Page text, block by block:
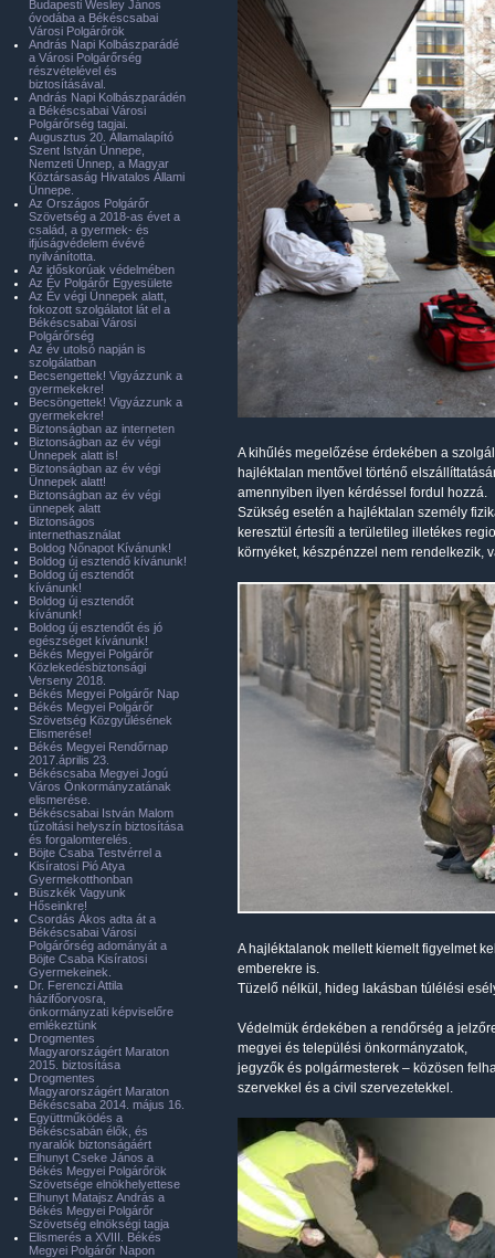
A kihűlés megelőzése érdekében a
hajléktalan mentővel történő
amennyiben ilyen kérdéssel fordul hozzá.
Szükség esetén a hajléktalan személy
keresztül értesíti a területileg illetékes
környéket, készpénzzel nem rendelkezik,
A hajléktalanok mellett kiemelt figyelmet
emberekre is.
Tüzelő nélkül, hideg lakásban túlélési
Védelmük érdekében a rendőrség a
megyei és települési önkormányzatok,
jegyzők és polgármesterek – közösen
szervekkel és a civil szervezetekkel.
Budapesti Wesley János
óvodába a Békéscsabai
Városi Polgárőrök
András Napi Kolbászparádé
a Városi Polgárőrség
részvételével és
biztosításával.
András Napi Kolbászparádén
a Békéscsabai Városi
Polgárőrség tagjai.
Augusztus 20. Államalapító
Szent István Ünnepe,
Nemzeti Ünnep, a Magyar
Köztársaság Hivatalos Állami
Ünnepe.
Az Országos Polgárőr
Szövetség a 2018-as évet a
család, a gyermek- és
ifjúságvédelem évévé
nyilvánította.
Az időskorúak védelmében
Az Év Polgárőr Egyesülete
Az Év végi Ünnepek alatt,
fokozott szolgálatot lát el a
Békéscsabai Városi
Polgárőrség
Az év utolsó napján is
szolgálatban
Becsengettek! Vigyázzunk a
gyermekekre!
Becsöngettek! Vigyázzunk a
gyermekekre!
Biztonságban az interneten
Biztonságban az év végi
Ünnepek alatt is!
Biztonságban az év végi
Ünnepek alatt!
Biztonságban az év végi
ünnepek alatt
Biztonságos
internethasználat
Boldog Nőnapot Kívánunk!
Boldog új esztendő kívánunk!
Boldog új esztendőt
kívánunk!
Boldog új esztendőt
kívánunk!
Boldog új esztendőt és jó
egészséget kívánunk!
Békés Megyei Polgárőr
Közlekedésbiztonsági
Verseny 2018.
Békés Megyei Polgárőr Nap
Békés Megyei Polgárőr
Szövetség Közgyűlésének
Elismerése!
Békés Megyei Rendőrnap
2017.április 23.
Békéscsaba Megyei Jogú
Város Önkormányzatának
elismerése.
Békéscsabai István Malom
tűzoltási helyszín biztosítása
és forgalomterelés.
Böjte Csaba Testvérrel a
Kisíratosi Pió Atya
Gyermekotthonban
Büszkék Vagyunk
Hőseinkre!
Csordás Ákos adta át a
Békéscsabai Városi
Polgárőrség adományát a
Böjte Csaba Kisíratosi
Gyermekeinek.
Dr. Ferenczi Attila
házifőorvosra,
önkormányzati képviselőre
emlékeztünk
Drogmentes
Magyarországért Maraton
2015. biztosítása
Drogmentes
Magyarországért Maraton
Békéscsaba 2014. május 16.
Együttműködés a
Békéscsabán élők, és
nyaralók biztonságáért
Elhunyt Cseke János a
Békés Megyei Polgárőrök
Szövetsége elnökhelyettese
Elhunyt Matajsz András a
Békés Megyei Polgárőr
Szövetség elnökségi tagja
Elismerés a XVIII. Békés
Megyei Polgárőr Napon